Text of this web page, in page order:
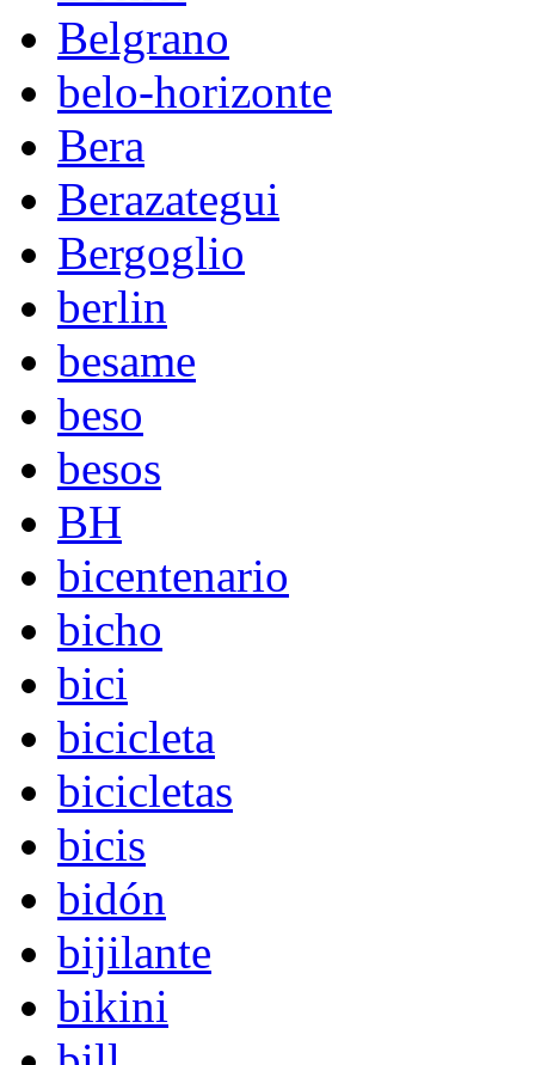
Belgrano
belo-horizonte
Bera
Berazategui
Bergoglio
berlin
besame
beso
besos
BH
bicentenario
bicho
bici
bicicleta
bicicletas
bicis
bidón
bijilante
bikini